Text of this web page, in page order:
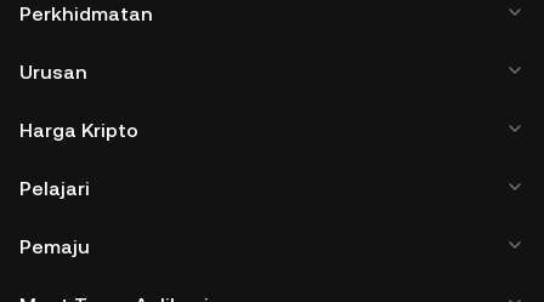
Perkhidmatan
Urusan
Harga Kripto
Pelajari
Pemaju